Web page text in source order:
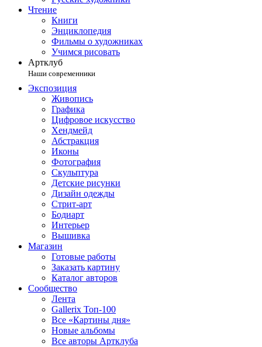
Чтение
Книги
Энциклопедия
Фильмы о художниках
Учимся рисовать
Артклуб
Наши современники
Экспозиция
Живопись
Графика
Цифровое искусство
Хендмейд
Абстракция
Иконы
Фотография
Скульптура
Детские рисунки
Дизайн одежды
Стрит-арт
Бодиарт
Интерьер
Вышивка
Магазин
Готовые работы
Заказать картину
Каталог авторов
Сообщество
Лента
Gallerix Топ-100
Все «Картины дня»
Новые альбомы
Все авторы Артклуба